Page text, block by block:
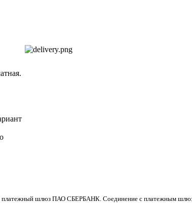
платежный шлюз ПАО СБЕРБАНК. Соединение с платежным